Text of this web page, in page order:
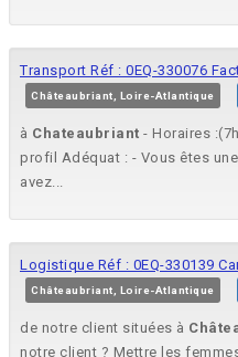
Transport Réf : 0EQ-330076
Châteaubriant, Loire-Atlantique
à Chateaubriant - Horaires
profil Adéquat : - Vous êtes
avez...
Logistique Réf : 0EQ-330139
Châteaubriant, Loire-Atlantique
de notre client situées à
notre client ? Mettre les